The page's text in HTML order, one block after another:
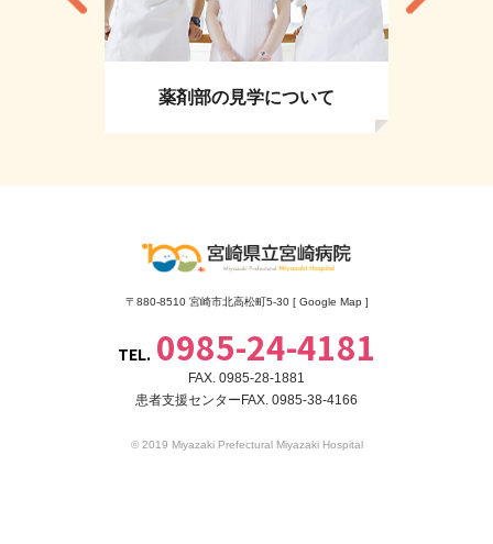
薬剤部の見学について
〒880-8510 宮崎市北高松町5-30 [ Google Map]
TEL. 0985-24-4181
FAX. 0985-28-1881
患者支援センターFAX. 0985-38-4166
© 2019 Miyazaki Prefectural Miyazaki Hospital